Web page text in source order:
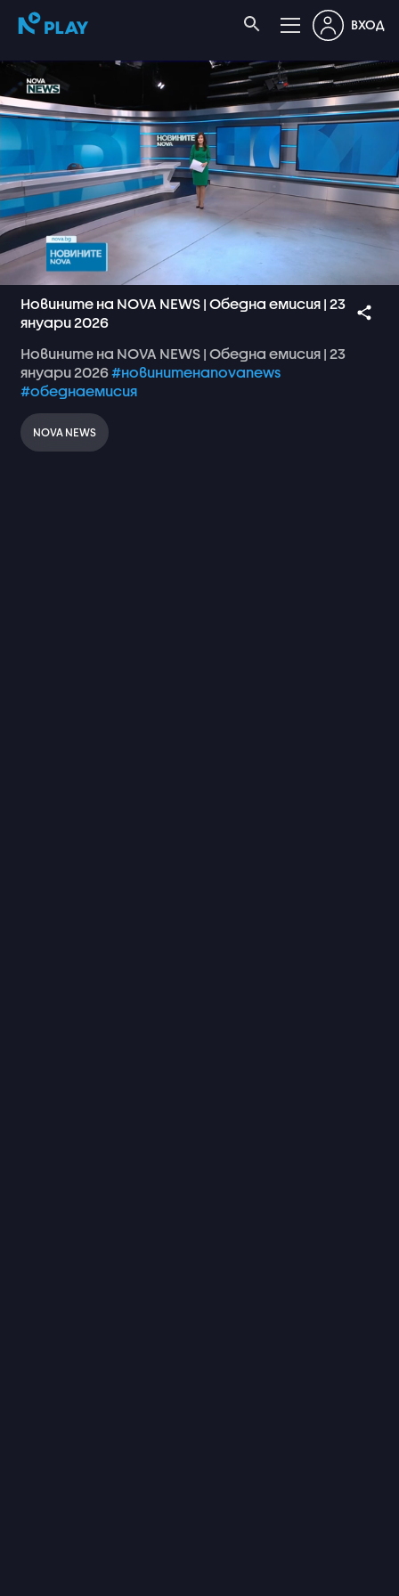
ВХОД
Новините на NOVA NEWS | Обедна емисия | 23
януари 2026
Новините на NOVA NEWS | Обедна емисия | 23
януари 2026#новинитенаnovanews
#обеднаемисия
NOVA NEWS